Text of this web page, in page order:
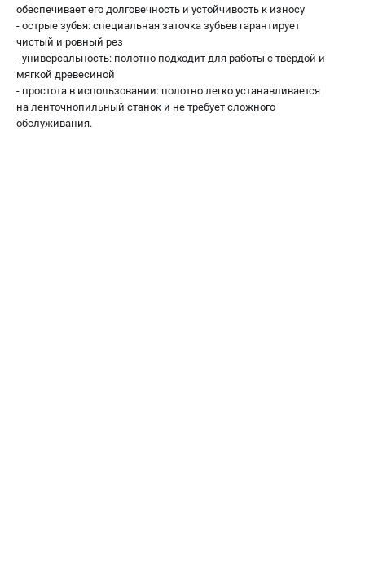
ПОЛЕЗНЫЕ СТАТЬИ
Характеристики токарных станков
Токарные "ДОПЫ"
Все о влажности древесины
обеспечивает его долговечность и устойчивость к износу
- острые зубья: специальная заточка зубьев гарантирует
чистый и ровный рез
- универсальность: полотно подходит для работы с твёрдой и
мягкой древесиной
- простота в использовании: полотно легко устанавливается
на ленточнопильный станок и не требует сложного
обслуживания.